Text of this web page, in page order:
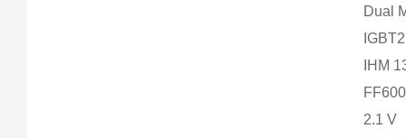
Dual
IHM
2.1 V